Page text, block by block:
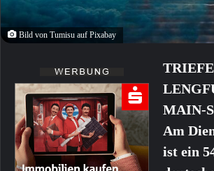
Bild von Tumisu auf Pixabay
MAIN-
Am
ist ein